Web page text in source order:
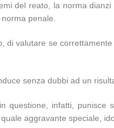
del reato, la norma
penale.
di valutare se
senza dubbi ad un
questione, infatti, punisce
quale aggravante speciale,